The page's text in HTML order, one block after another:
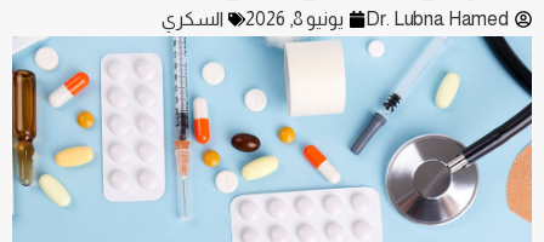
Dr. Lubna Hamed يونيو 8, 2026 السكري